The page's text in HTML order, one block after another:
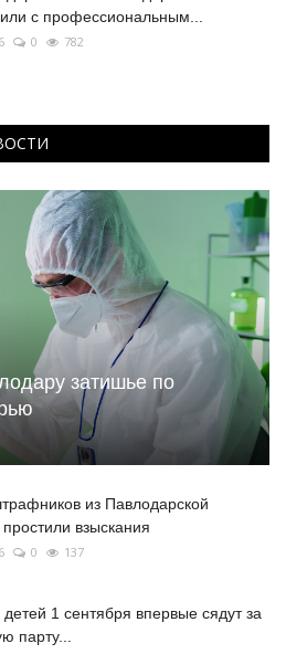
с профессиональным...
0 782
затишье по
из Павлодарской
взыскания
0 137
детей 1 сентября впервые сядут за
парту...